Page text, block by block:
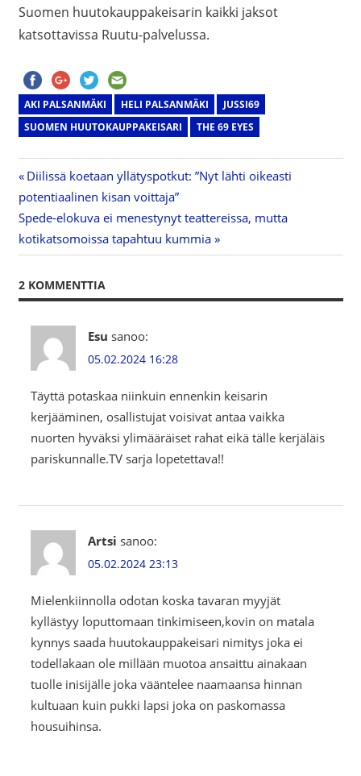
Suomen huutokauppakeisarin kaikki jaksot
katsottavissa Ruutu-palvelussa.
AKI PALSANMÄKI HELI PALSANMÄKI
JUSSI69
SUOMEN HUUTOKAUPPAKEISARI
THE 69 EYES
Artikkelien
selaus
Previous
Post:
Diilissä koetaan yllätyspotkut: ”Nyt lähti oikeasti
potentiaalinen kisan voittaja”
Next
Post:
Spede-elokuva ei menestynyt teattereissa, mutta
kotikatsomoissa tapahtuu kummia
2 KOMMENTTIA
Esu sanoo:
05.02.2024 16:28
Täyttä potaskaa niinkuin ennenkin keisarin
kerjääminen, osallistujat voisivat antaa vaikka
nuorten hyväksi ylimääräiset rahat eikä tälle kerjäläis
pariskunnalle.TV sarja lopetettava!!
Artsi sanoo:
05.02.2024 23:13
Mielenkiinnolla odotan koska tavaran myyjät
kyllästyy loputtomaan tinkimiseen,kovin on matala
kynnys saada huutokauppakeisari nimitys joka ei
todellakaan ole millään muotoa ansaittu ainakaan
tuolle inisijälle joka vääntelee naamaansa hinnan
kultuaan kuin pukki lapsi joka on paskomassa
housuihinsa.